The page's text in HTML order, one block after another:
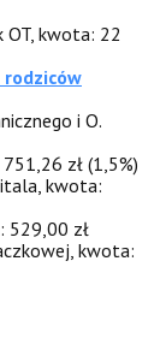
OT, kwota: 22
i O.
zł (1,5%)
kwota:
529,00 zł
kwota: